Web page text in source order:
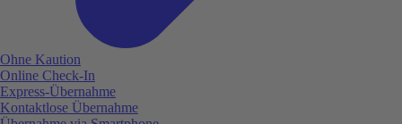
Ohne Kaution
Online Check-In
Express-Übernahme
Kontaktlose Übernahme